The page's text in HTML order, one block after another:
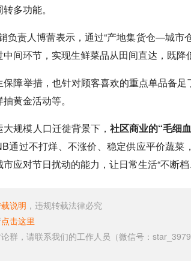
多功能。
负责人博蕾表示，通过“产地集货仓—城
间环节，实现生鲜菜品从田间直达，既降
障举措，也针对顾客喜欢的重点单品备
黄金活动等。
规模人口迁徙背景下， 社区商业的“毛细
通过不打烊、不涨价、稳定供应平价蔬
对节日扰动的能力，让日常生活“不断档
说明 ，违规转载法律必究
点击这里
群，请联系我们的工作人员（微信号：